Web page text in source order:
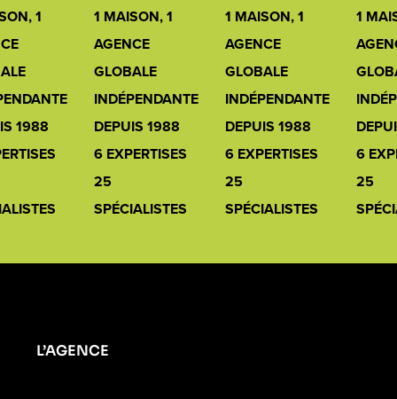
1
1988
1 MAISON, 1
AGENCE
GLOBALE
INDÉPENDANTE
DEPUIS 1988
6 EXPERTISES
25
SPÉCIALISTES
1 MAISON, 1
AGENCE
GLOBALE
INDÉPENDANTE
DEPUIS 1988
6 EXPERTISES
25
SPÉCIALISTES
1
6
25
L’AGENCE